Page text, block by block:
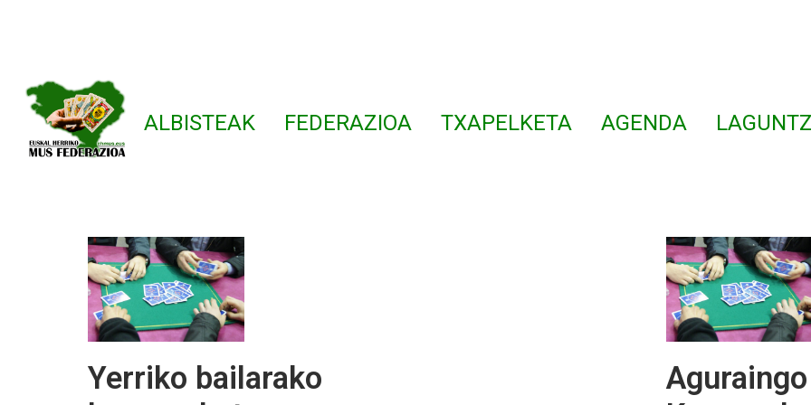
ALBISTEAK FEDERAZIOA TXAPELKETA AGENDA
Yerriko bailarako